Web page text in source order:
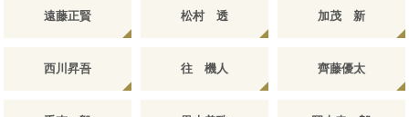
遠藤正賢 松村 透 加茂 新
西川昇吾 往 機人 齊藤優太